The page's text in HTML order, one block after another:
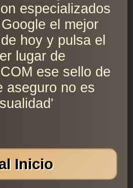
especializados
el mejor
hoy y pulsa el
lugar de
ese sello de
aseguro no es
Inicio